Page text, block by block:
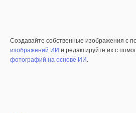
Создавайте собственные изображения с
изображений ИИ и редактируйте их с
фотографий на основе ИИ.